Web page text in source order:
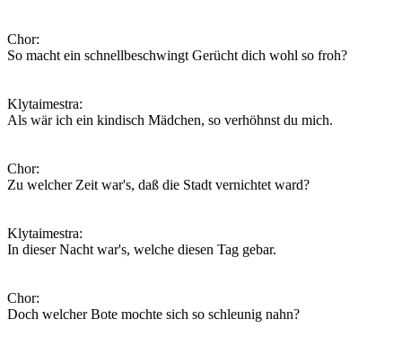
Chor:
So macht ein schnellbeschwingt Gerücht dich wohl so froh?
Klytaimestra:
Als wär ich ein kindisch Mädchen, so verhöhnst du mich.
Chor:
Zu welcher Zeit war's, daß die Stadt vernichtet ward?
Klytaimestra:
In dieser Nacht war's, welche diesen Tag gebar.
Chor:
Doch welcher Bote mochte sich so schleunig nahn?